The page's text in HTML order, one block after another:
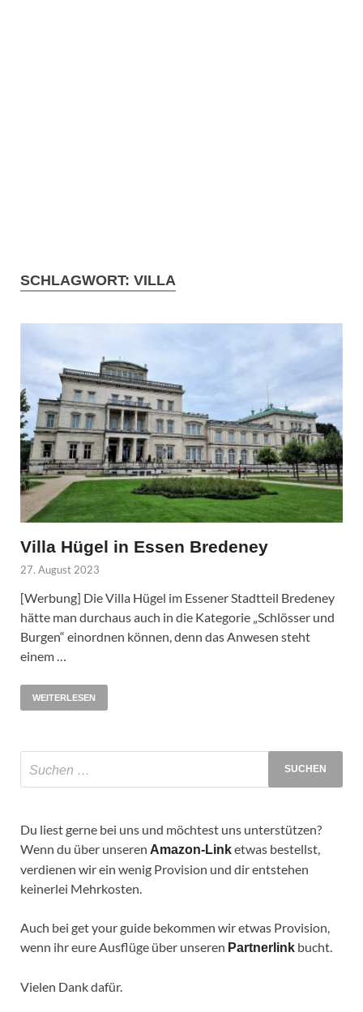
SCHLAGWORT: VILLA
Villa Hügel in Essen Bredeney
27. August 2023
[Werbung] Die Villa Hügel im Essener Stadtteil Bredeney
hätte man durchaus auch in die Kategorie „Schlösser und
Burgen“ einordnen können, denn das Anwesen steht
einem …
WEITERLESEN
Du liest gerne bei uns und möchtest uns unterstützen?
Wenn du über unseren Amazon-Linketwas bestellst,
verdienen wir ein wenig Provision und dir entstehen
keinerlei Mehrkosten.
Auch bei get your guide bekommen wir etwas Provision,
wenn ihr eure Ausflüge über unseren Partnerlink bucht.
Vielen Dank dafür.